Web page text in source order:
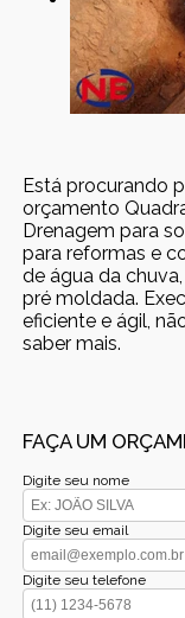
Está procurando
orçamento
Drenagem para
para reformas e
de água da
pré moldada.
eficiente e ágil,
saber mais.
FAÇA UM
Digite seu nome
Digite seu email
Digite seu telefone